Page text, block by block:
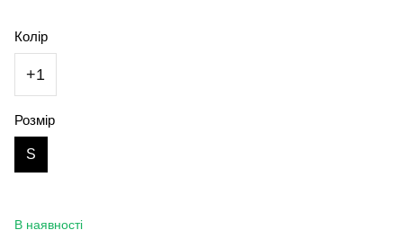
Колір
+1
Розмір
S
В наявності